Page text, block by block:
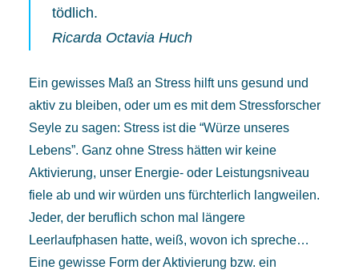
tödlich.
Ricarda Octavia Huch
Ein gewisses Maß an Stress hilft uns gesund und
aktiv zu bleiben, oder um es mit dem Stressforscher
Seyle zu sagen: Stress ist die “Würze unseres
Lebens”. Ganz ohne Stress hätten wir keine
Aktivierung, unser Energie- oder Leistungsniveau
fiele ab und wir würden uns fürchterlich langweilen.
Jeder, der beruflich schon mal längere
Leerlaufphasen hatte, weiß, wovon ich spreche…
Eine gewisse Form der Aktivierung bzw. ein